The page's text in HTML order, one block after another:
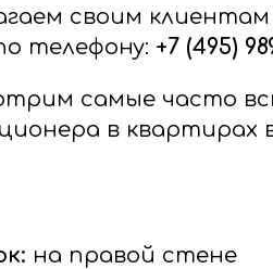
своим
телефону:
+7 (495)
самые часто
в квартирах
на правой стене